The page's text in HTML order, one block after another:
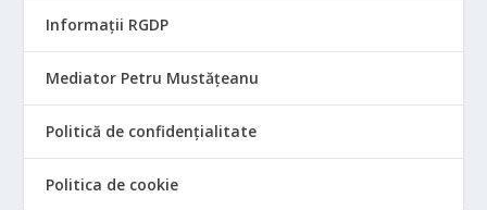
Informații RGDP
Mediator Petru Mustățeanu
Politică de confidențialitate
Politica de cookie